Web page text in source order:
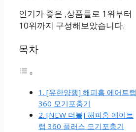
인기가 좋은 ,상품들로 1위부터
10위까지 구성해보았습니다.
목차
1. [유한양행] 해피홈 에어트랩
360 모기포충기
2. [NEW 더블] 해피홈 에어트
랩 360 플러스 모기포충기